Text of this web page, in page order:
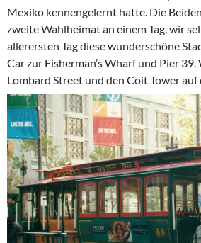
Mexiko kennengelernt hatte. Die
zweite Wahlheimat an einem Tag, wir
allerersten Tag diese wunderschöne
Car zur Fisherman’s Wharf und Pier
Lombard Street und den Coit Tower auf